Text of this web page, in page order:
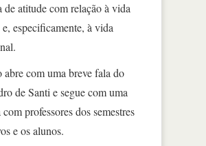
de atitude com relação à vida
especificamente, à vida
abre com uma breve fala do
de Santi e segue com uma
professores dos semestres
e os alunos.